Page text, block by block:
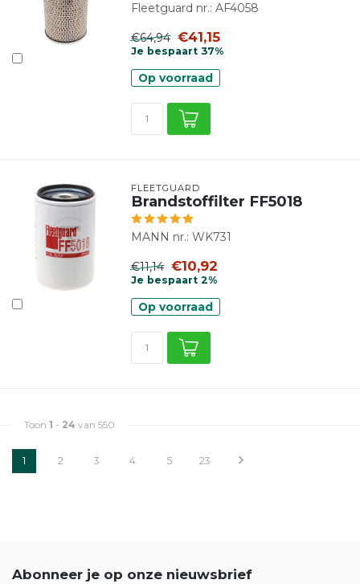
Fleetguard nr.: AF4058
€64,94 €41,15
Je bespaart 37%
Op voorraad
FLEETGUARD
Brandstoffilter FF5018
MANN nr.: WK731
€11,14 €10,92
Je bespaart 2%
Op voorraad
Toon 1 - 24 van 550
1 2 3 4 5 23
Abonneer je op onze nieuwsbrief